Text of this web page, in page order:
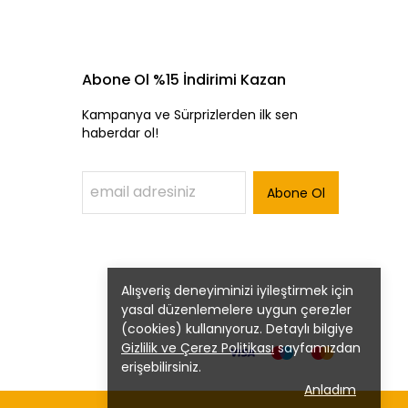
Alışveriş deneyiminizi iyileştirmek için
yasal düzenlemelere uygun çerezler
(cookies) kullanıyoruz. Detaylı bilgiye
Gizlilik ve Çerez Politikasısayfamızdan
erişebilirsiniz.
Anladım
Abone Ol %15 İndirimi Kazan
Kampanya ve Sürprizlerden ilk sen
haberdar ol!
Abone Ol